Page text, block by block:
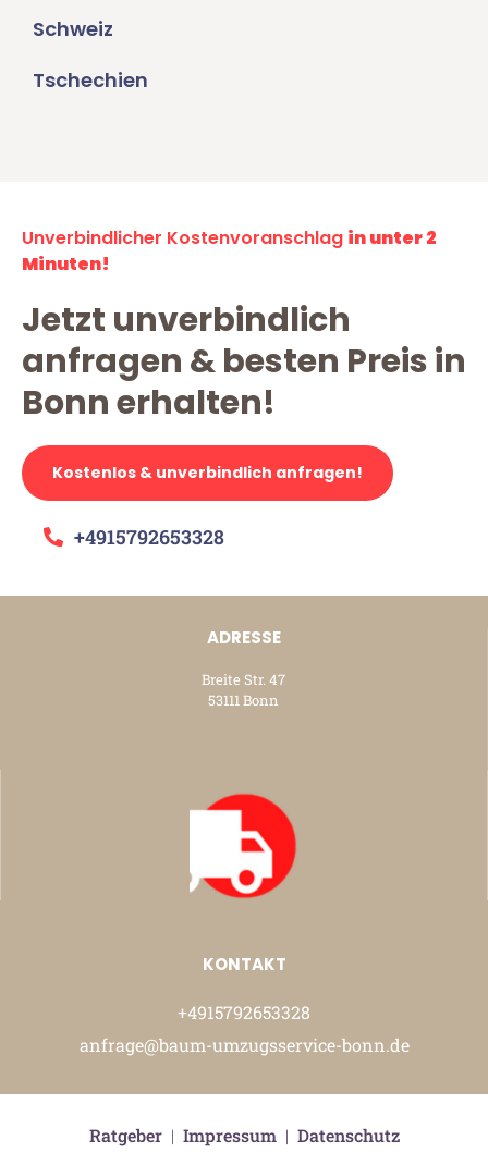
Schweiz
Tschechien
Unverbindlicher Kostenvoranschlag in unter 2
Minuten!
Jetzt unverbindlich
anfragen & besten Preis in
Bonn erhalten!
Kostenlos & unverbindlich anfragen!
+4915792653328
ADRESSE
Breite Str. 47
53111 Bonn
KONTAKT
+4915792653328
anfrage@baum-umzugsservice-bonn.de
Ratgeber| Impressum| Datenschutz